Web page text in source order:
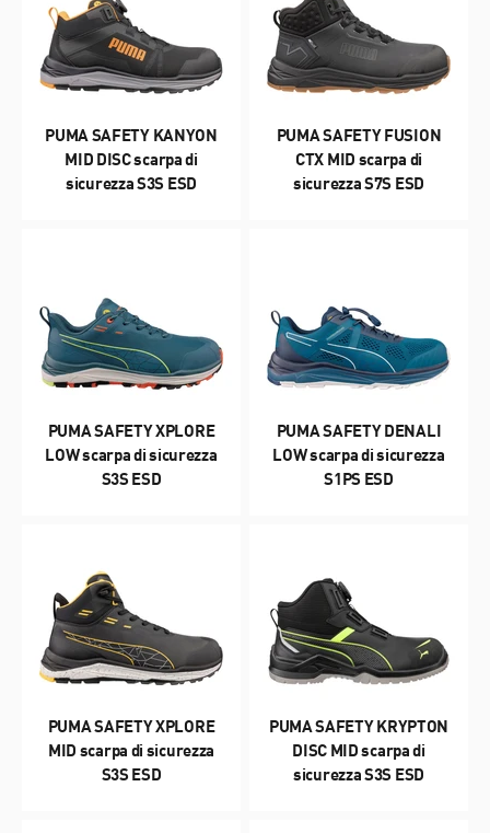
PUMA SAFETY KANYON
MID DISC scarpa di
sicurezza S3S ESD
PUMA SAFETY FUSION
CTX MID scarpa di
sicurezza S7S ESD
PUMA SAFETY XPLORE
LOW scarpa di sicurezza
S3S ESD
PUMA SAFETY DENALI
LOW scarpa di sicurezza
S1PS ESD
PUMA SAFETY XPLORE
MID scarpa di sicurezza
S3S ESD
PUMA SAFETY KRYPTON
DISC MID scarpa di
sicurezza S3S ESD